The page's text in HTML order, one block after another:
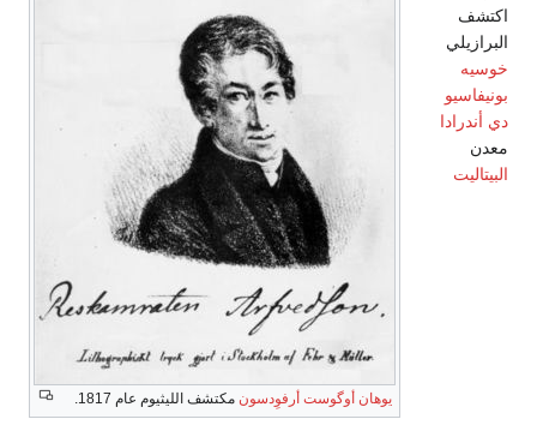
يوهان أوگوست أرفوِدسون مكتشف الليثيوم عام 1817.
اكتشف
البرازيلي
خوسيه
بونيفاسيو
دي أندرادا
معدن
البيتاليت